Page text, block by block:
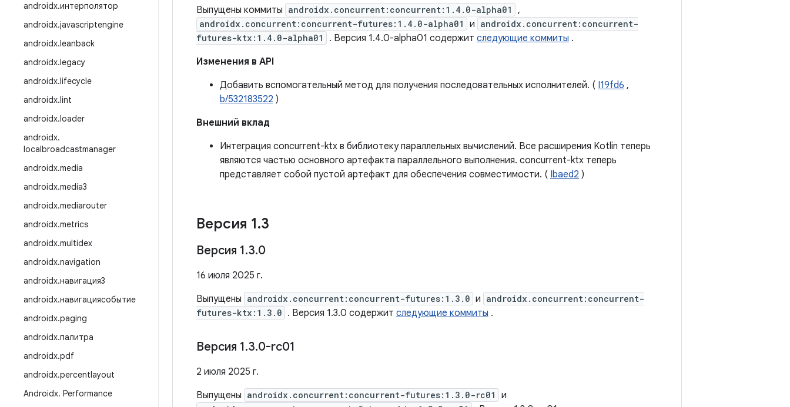
androidx.интерполятор
androidx.javascriptengine
androidx.leanback
androidx.legacy
androidx.lifecycle
androidx.lint
androidx.loader
androidx.
localbroadcastmanager
androidx.media
androidx.media3
androidx.mediarouter
androidx.metrics
androidx.multidex
androidx.navigation
androidx.навигация3
androidx.навигациясобытие
androidx.paging
androidx.палитра
androidx.pdf
androidx.percentlayout
Androidx. Performance
Выпущены коммиты androidx.concurrent:concurrent:1.4.0-alpha01 ,
androidx.concurrent:concurrent-futures:1.4.0-alpha01 и androidx.concurrent:concurrent-
futures-ktx:1.4.0-alpha01
. Версия 1.4.0-alpha01 содержит следующие коммиты .
Изменения в API
Добавить вспомогательный метод для получения последовательных исполнителей. ( I19fd6 ,
b/532183522 )
Внешний вклад
Интеграция concurrent-ktx в библиотеку параллельных вычислений. Все расширения Kotlin теперь
являются частью основного артефакта параллельного выполнения. concurrent-ktx теперь
представляет собой пустой артефакт для обеспечения совместимости. ( Ibaed2 )
Версия 1.3
Версия 1.3.0
16 июля 2025 г.
Выпущены androidx.concurrent:concurrent-futures:1.3.0 и androidx.concurrent:concurrent-
futures-ktx:1.3.0 . Версия 1.3.0 содержит следующие коммиты .
Версия 1.3.0-rc01
2 июля 2025 г.
Выпущены androidx.concurrent:concurrent-futures:1.3.0-rc01 и